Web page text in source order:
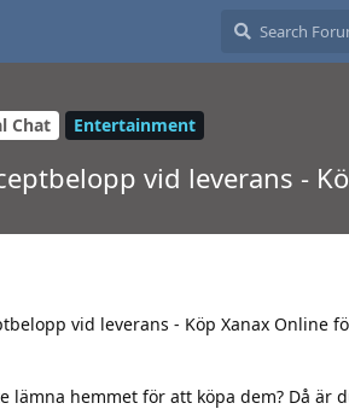
Chat Entertainment
vid leverans -
vid leverans - Köp Xanax Online
hemmet för att köpa dem? Då är